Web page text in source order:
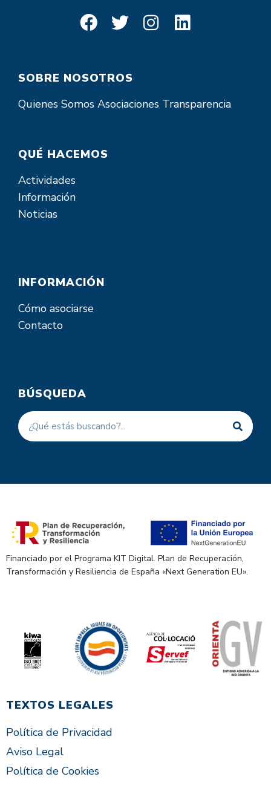
SOBRE NOSOTROS
Quienes Somos Asociaciones Transparencia
QUÉ HACEMOS
Actividades
Información
Noticias
INFORMACIÓN
Cómo asociarse
Contacto
BÚSQUEDA
Financiado por el Programa KIT Digital. Plan de Recuperación,
Transformación y Resiliencia de España «Next Generation EU».
TEXTOS LEGALES
Política de Privacidad
Aviso Legal
Política de Cookies